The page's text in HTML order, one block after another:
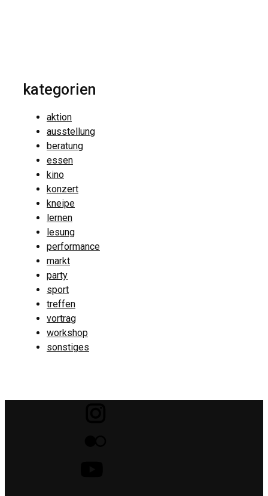
kategorien
aktion
ausstellung
beratung
essen
kino
konzert
kneipe
lernen
lesung
performance
markt
party
sport
treffen
vortrag
workshop
sonstiges